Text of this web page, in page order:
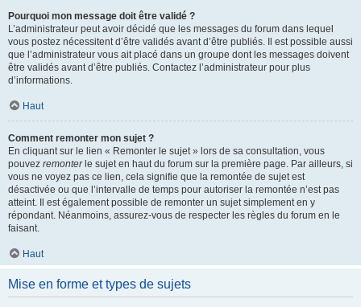
Pourquoi mon message doit être validé ?
L’administrateur peut avoir décidé que les messages du forum dans lequel
vous postez nécessitent d’être validés avant d’être publiés. Il est possible aussi
que l’administrateur vous ait placé dans un groupe dont les messages doivent
être validés avant d’être publiés. Contactez l’administrateur pour plus
d’informations.
Haut
Comment remonter mon sujet ?
En cliquant sur le lien « Remonter le sujet » lors de sa consultation, vous
pouvez remonterle sujet en haut du forum sur la première page. Par ailleurs, si
vous ne voyez pas ce lien, cela signifie que la remontée de sujet est
désactivée ou que l’intervalle de temps pour autoriser la remontée n’est pas
atteint. Il est également possible de remonter un sujet simplement en y
répondant. Néanmoins, assurez-vous de respecter les règles du forum en le
faisant.
Haut
Mise en forme et types de sujets